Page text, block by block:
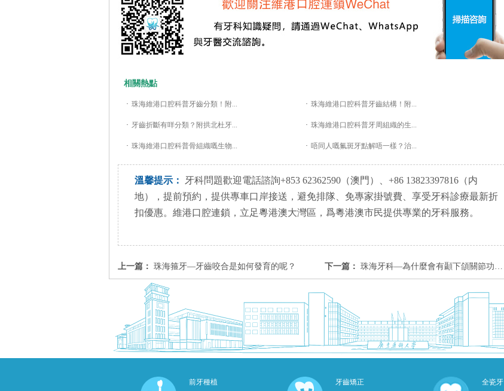
相關熱點
· 珠海維港口腔科普牙齒分類！附... · 珠海維港口腔科普牙齒結構！附...
· 牙齒折斷有咩分類？附拱北杜牙... · 珠海維港口腔科普牙周組織的生...
· 珠海維港口腔科普骨組織嘅生物... · 唔同人嘅氟斑牙點解唔一樣？治...
溫馨提示：
牙科問題歡迎電話諮詢+853 62362590（澳門）、+86 13823397816（内
地），提前預約，提供專車口岸接送，避免排隊、免專家掛號費、享受牙科診療最新折
扣優惠。維港口腔連鎖，立足粵港澳大灣區，爲粵港澳市民提供專業的牙科服務。
上一篇： 珠海箍牙—牙齒咬合是如何發育的呢？ 下一篇： 珠海牙科—為什麼會有顳下頜關節功能紊亂綜合症呢？
前牙種植
牙齒矯正
全瓷牙